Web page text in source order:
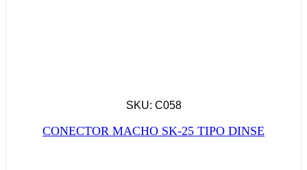
SKU: C058
CONECTOR MACHO SK-25 TIPO DINSE